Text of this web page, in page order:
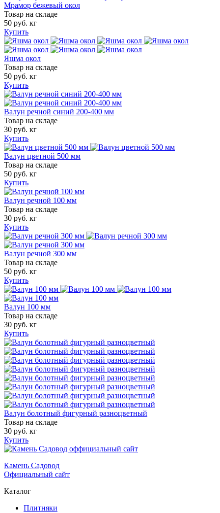
Мрамор бежевый окол
Товар на складе
50 руб. кг
Купить
Яшма окол
Товар на складе
50 руб. кг
Купить
Валун речной синий 200-400 мм
Товар на складе
30 руб. кг
Купить
Валун цветной 500 мм
Товар на складе
50 руб. кг
Купить
Валун речной 100 мм
Товар на складе
30 руб. кг
Купить
Валун речной 300 мм
Товар на складе
50 руб. кг
Купить
Валун 100 мм
Товар на складе
30 руб. кг
Купить
Валун болотный фигурный разноцветный
Товар на складе
30 руб. кг
Купить
Камень Садовод
Официальный сайт
Каталог
Плитняки